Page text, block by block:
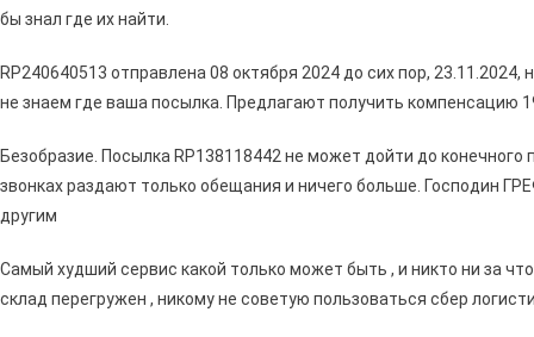
бы знал где их найти.
RP240640513 отправлена 08 октября 2024 до сих пор,
не знаем где ваша посылка. Предлагают получить компенсацию
Безобразие. Посылка RP138118442 не может дойти до
звонках раздают только обещания и ничего больше. Господин
другим
Самый худший сервис какой только может быть , и никто ни за
склад перегружен , никому не советую пользоваться сбер